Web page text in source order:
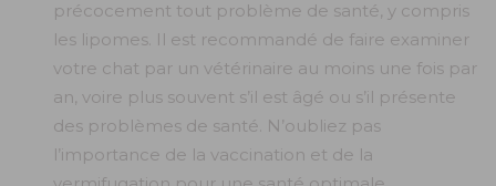
précocement tout problème de santé, y compris
les lipomes. Il est recommandé de faire examiner
votre chat par un vétérinaire au moins une fois par
an, voire plus souvent s’il est âgé ou s’il présente
des problèmes de santé. N’oubliez pas
l’importance de la vaccination et de la